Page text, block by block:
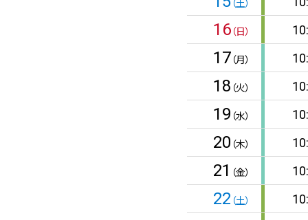
（土）
16 （日）
17 （月）
18 （火）
19 （水）
20 （木）
21 （金）
22 （土）